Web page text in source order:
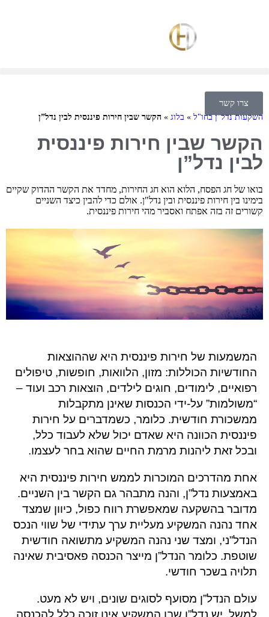
צרו קשר
השקעות נדל"ן בחו"ל » בלוג » הקשר שבין חירות פיננסית לבין נדל”ן
הקשר שבין חירות פיננסית
לבין נדל”ן
בואו של חג הפסח, הלוא הוא חג החירות, מחדד את הקשר ההדוק שקיים
בימינו בין חירות פיננסית ובין נדל"ן. אולם כדי להבין כיצד השניים
קשורים זה בזה אפתח ואסביר מהי חירות פיננסית.
המשמעות של חירות פיננסית היא שההוצאות
החודשיות הכוללות: מזון, הלוואות, חופשות, טיפולים
רפואיים, לימודים, חוגים לילדים, הוצאות רכב ועוד –
“משולמות” על-ידי הכנסות שאינן מתקבלות
ממשכורת חודשית. כלומר, כשמדברים על חירות
פיננסית הכוונה היא שאדם יכול שלא לעבוד כלל,
ובכל זאת ליהנות מרמת החיים שהוא בחר לעצמו.
אחת מהדרכים המוכרות לממש חירות פיננסית היא
באמצעות נדל”ן, והנה מתבהר גם הקשר בין השניים.
מדובר בהשקעה שמאפשרת רווח כפול, כיוון שמצד
אחד נהנה המשקיע מעליית ערך עתידי של שווי הנכס
הנדל”ני, ומצד שני נהנה המשקיע מתשואה חודשית
שוטפת. כלומר הנדל”ן מייצר הכנסה פאסיבית שאינה
תלויה בשכר חודשי.
עולם הנדל”ן מסועף לסוגים שונים, ויש לא מעט.
למשל, יש נדל”ן שבו המשקיע אינו זוכה כלל להכנסה